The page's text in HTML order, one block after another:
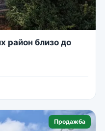
район близо до
Продажба